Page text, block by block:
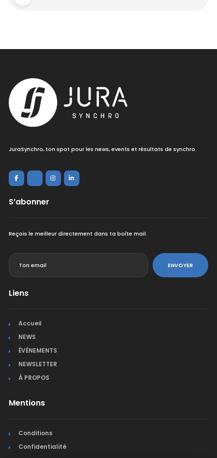
JuraSynchro, ton spot pour les news, events et résultats de synchro.
S’abonner
Reçois le meilleur directement dans ta boîte mail.
ENVOYER
Liens
Accueil
NEWS
ÉVÉNEMENTS
NEWSLETTER
À PROPOS
Mentions
Conditions
Confidentialité